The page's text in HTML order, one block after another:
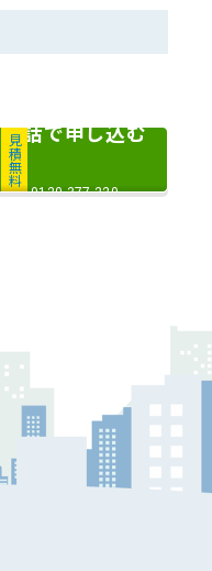
見積無料
電話で申し込む
0120-377-220